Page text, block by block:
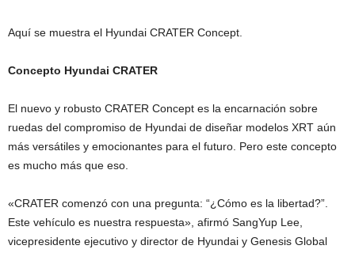
Aquí se muestra el Hyundai CRATER Concept.
Concepto Hyundai CRATER
El nuevo y robusto CRATER Concept es la encarnación sobre
ruedas del compromiso de Hyundai de diseñar modelos XRT aún
más versátiles y emocionantes para el futuro. Pero este concepto
es mucho más que eso.
«CRATER comenzó con una pregunta: “¿Cómo es la libertad?”.
Este vehículo es nuestra respuesta», afirmó SangYup Lee,
vicepresidente ejecutivo y director de Hyundai y Genesis Global